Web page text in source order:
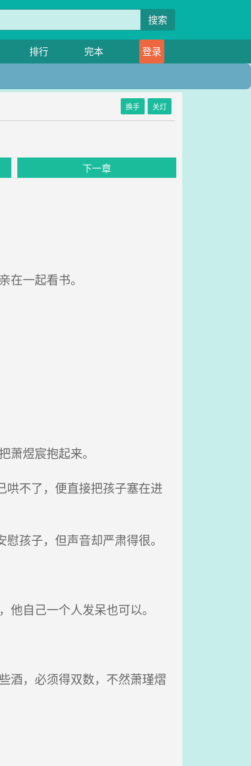
搜索
排行 完本
登录
换手 关灯
下一章
一起看书。
煜宸抱起来。
不了，便直接把孩子塞在进
孩子，但声音却严肃得很。
自己一个人发呆也可以。
酒，必须得双数，不然萧瑾熠